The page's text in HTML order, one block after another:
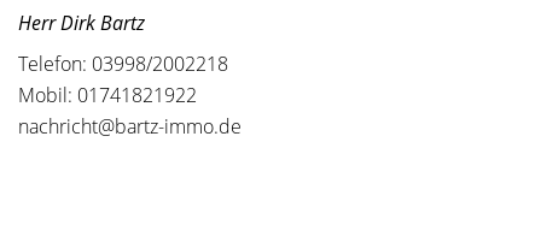
Herr Dirk Bartz
Telefon: 03998/2002218
Mobil: 01741821922
nachricht@bartz-immo.de